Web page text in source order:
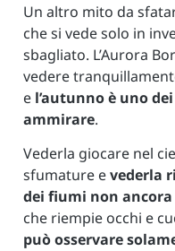
Un altro mito da
che si vede solo in
sbagliato. L’Aurora
vedere
e l’autunno è uno
ammirare.
Vederla giocare nel
sfumature evederla
dei fiumi non
che riempie occhi e
può osservare